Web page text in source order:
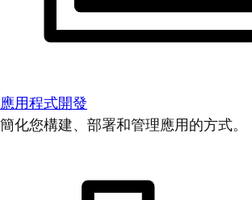
應用程式開發
簡化您構建、部署和管理應用的方式。